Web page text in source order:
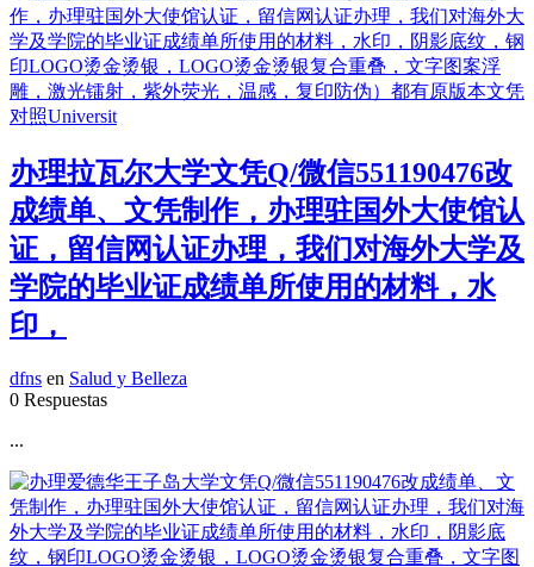
办理拉瓦尔大学文凭Q/微信551190476改
成绩单、文凭制作，办理驻国外大使馆认
证，留信网认证办理，我们对海外大学及
学院的毕业证成绩单所使用的材料，水
印，
dfns en Salud y Belleza
0 Respuestas
...